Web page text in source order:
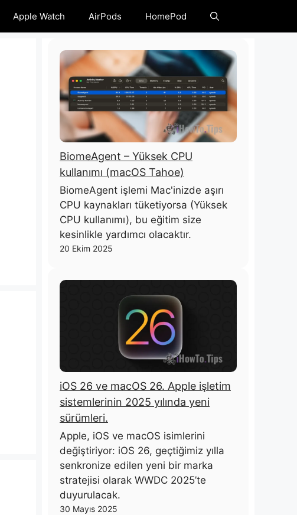
Apple Watch AirPods HomePod
BiomeAgent – ​​Yüksek CPU
kullanımı (macOS Tahoe)
BiomeAgent işlemi Mac'inizde aşırı
CPU kaynakları tüketiyorsa (Yüksek
CPU kullanımı), bu eğitim size
kesinlikle yardımcı olacaktır.
20 Ekim 2025
iOS 26 ve macOS 26. Apple işletim
sistemlerinin 2025 yılında yeni
sürümleri.
Apple, iOS ve macOS isimlerini
değiştiriyor: iOS 26, geçtiğimiz yılla
senkronize edilen yeni bir marka
stratejisi olarak WWDC 2025’te
duyurulacak.
30 Mayıs 2025